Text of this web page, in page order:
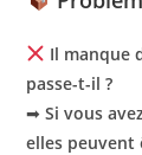
Il manque
passe-t-il ?
➡Si vous
elles peuvent